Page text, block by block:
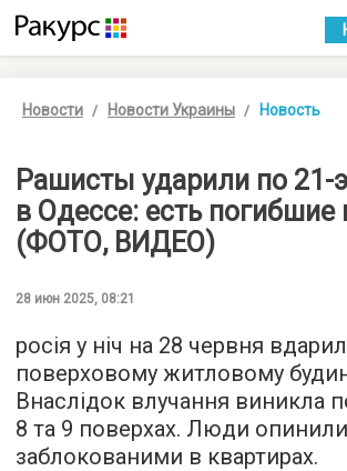
Новости Новости Украины Новость
Рашисты ударили по 21-
в Одессе: есть погибшие
(ФОТО, ВИДЕО)
28 июн 2025, 08:21
росія у ніч на 28 червня
поверховому житловому
Внаслідок влучання виникла
8 та 9 поверхах. Люди
заблокованими в квартирах.